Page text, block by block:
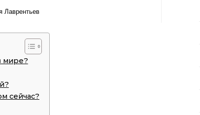
Лаврентьев
мире?
сейчас?